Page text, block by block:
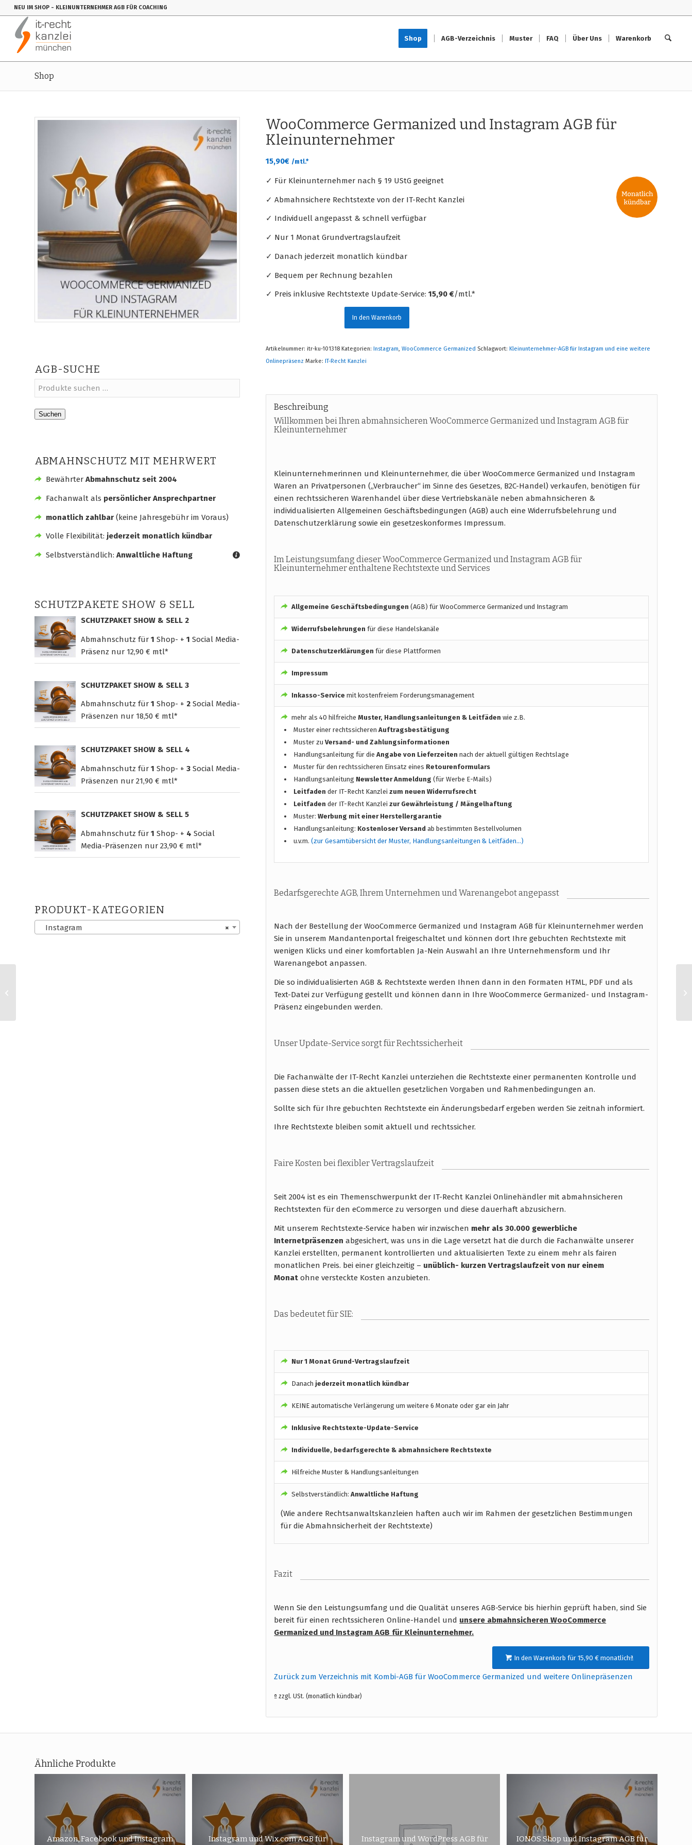
NEU IM SHOP - KLEINUNTERNEHMER AGB FÜR COACHING
Shop AGB-Verzeichnis Muster FAQ Über Uns Warenkorb
Shop
AGB-SUCHE
Suchen
ABMAHNSCHUTZ MIT MEHRWERT
BewährterAbmahnschutz seit 2004
Fachanwalt als persönlicher Ansprechpartner
monatlich zahlbar(keine Jahresgebühr im Voraus)
Volle Flexibilität: jederzeit monatlich kündbar
Selbstverständlich: Anwaltliche Haftung
SCHUTZPAKETE SHOW & SELL
SCHUTZPAKET SHOW & SELL 2
Abmahnschutz für 1 Shop- + 1 Social Media-
Präsenz nur 12,90 € mtl*
SCHUTZPAKET SHOW & SELL 3
Abmahnschutz für 1 Shop- + 2 Social Media-
Präsenzen nur 18,50 € mtl*
SCHUTZPAKET SHOW & SELL 4
Abmahnschutz für 1 Shop- + 3 Social Media-
Präsenzen nur 21,90 € mtl*
SCHUTZPAKET SHOW & SELL 5
Abmahnschutz für 1 Shop- + 4 Social
Media-Präsenzen nur 23,90 € mtl*
PRODUKT-KATEGORIEN
×
Instagram
WooCommerce Germanized und Instagram AGB für
Kleinunternehmer
15,90€ /mtl.*
✓ Für Kleinunternehmer nach § 19 UStG geeignet
✓ Abmahnsichere Rechtstexte von der IT-Recht Kanzlei
✓ Individuell angepasst & schnell verfügbar
✓ Nur 1 Monat Grundvertragslaufzeit
✓ Danach jederzeit monatlich kündbar
✓ Bequem per Rechnung bezahlen
✓ Preis inklusive Rechtstexte Update-Service:15,90 €/mtl.*
In den Warenkorb
Artikelnummer:itr-ku-101318 Kategorien:Instagram,WooCommerce Germanized Schlagwort:Kleinunternehmer-AGB für Instagram und eine weitere
Onlinepräsenz Marke:IT-Recht Kanzlei
Beschreibung
Willkommen bei Ihren abmahnsicheren WooCommerce Germanized und Instagram AGB für
Kleinunternehmer
Kleinunternehmerinnen und Kleinunternehmer, die über WooCommerce Germanized und Instagram
Waren an Privatpersonen („Verbraucher“ im Sinne des Gesetzes, B2C-Handel) verkaufen, benötigen für
einen rechtssicheren Warenhandel über diese Vertriebskanäle neben abmahnsicheren &
individualisierten Allgemeinen Geschäftsbedingungen (AGB) auch eine Widerrufsbelehrung und
Datenschutzerklärung sowie ein gesetzeskonformes Impressum.
Im Leistungsumfang dieser WooCommerce Germanized und Instagram AGB für
Kleinunternehmer enthaltene Rechtstexte und Services
Allgemeine Geschäftsbedingungen (AGB) für WooCommerce Germanized und Instagram
Widerrufsbelehrungen für diese Handelskanäle
Datenschutzerklärungen für diese Plattformen
Impressum
Inkasso-Service mit kostenfreiem Forderungsmanagement
mehr als 40 hilfreiche Muster, Handlungsanleitungen & Leitfäden wie z.B.
Muster einer rechtssicherenAuftragsbestätigung
Muster zuVersand- und Zahlungsinformationen
Handlungsanleitung für dieAngabe von Lieferzeiten nach der aktuell gültigen Rechtslage
Muster für den rechtssicheren Einsatz eines Retourenformulars
Handlungsanleitung Newsletter Anmeldung(für Werbe E-Mails)
Leitfaden der IT-Recht Kanzleizum neuen Widerrufsrecht
Leitfaden der IT-Recht Kanzleizur Gewährleistung / Mängelhaftung
Muster:Werbung mit einer Herstellergarantie
Handlungsanleitung: Kostenloser Versand ab bestimmten Bestellvolumen
u.v.m.(zur Gesamtübersicht der Muster, Handlungsanleitungen & Leitfäden…)
Bedarfsgerechte AGB, Ihrem Unternehmen und Warenangebot angepasst
Nach der Bestellung der WooCommerce Germanized und Instagram AGB für Kleinunternehmer werden
Sie in unserem Mandantenportal freigeschaltet und können dort Ihre gebuchten Rechtstexte mit
wenigen Klicks und einer komfortablen Ja-Nein Auswahl an Ihre Unternehmensform und Ihr
Warenangebot anpassen.
Die so individualisierten AGB & Rechtstexte werden Ihnen dann in den Formaten HTML, PDF und als
Text-Datei zur Verfügung gestellt und können dann in Ihre WooCommerce Germanized- und Instagram-
Präsenz eingebunden werden.
Unser Update-Service sorgt für Rechtssicherheit
Die Fachanwälte der IT-Recht Kanzlei unterziehen die Rechtstexte einer permanenten Kontrolle und
passen diese stets an die aktuellen gesetzlichen Vorgaben und Rahmenbedingungen an.
Sollte sich für Ihre gebuchten Rechtstexte ein Änderungsbedarf ergeben werden Sie zeitnah informiert.
Ihre Rechtstexte bleiben somit aktuell und rechtssicher.
Faire Kosten bei flexibler Vertragslaufzeit
Seit 2004 ist es ein Themenschwerpunkt der IT-Recht Kanzlei Onlinehändler mit abmahnsicheren
Rechtstexten für den eCommerce zu versorgen und diese dauerhaft abzusichern.
Mit unserem Rechtstexte-Service haben wir inzwischen mehr als 30.000 gewerbliche
Internetpräsenzen abgesichert, was uns in die Lage versetzt hat die durch die Fachanwälte unserer
Kanzlei erstellten, permanent kontrollierten und aktualisierten Texte zu einem mehr als fairen
monatlichen Preis. bei einer gleichzeitig – unüblich- kurzen Vertragslaufzeit von nur einem
Monatohne versteckte Kosten anzubieten.
Das bedeutet für SIE:
Nur 1 Monat Grund-Vertragslaufzeit
Danach jederzeit monatlich kündbar
KEINE automatische Verlängerung um weitere 6 Monate oder gar ein Jahr
Inklusive Rechtstexte-Update-Service
Individuelle, bedarfsgerechte & abmahnsichere Rechtstexte
Hilfreiche Muster & Handlungsanleitungen
Selbstverständlich: Anwaltliche Haftung
(Wie andere Rechtsanwaltskanzleien haften auch wir im Rahmen der gesetzlichen Bestimmungen
für die Abmahnsicherheit der Rechtstexte)
Fazit
Wenn Sie den Leistungsumfang und die Qualität unseres AGB-Service bis hierhin geprüft haben, sind Sie
bereit für einen rechtssicheren Online-Handel und unsere abmahnsicheren WooCommerce
Germanized und Instagram AGB für Kleinunternehmer.
In den Warenkorb für 15,90 € monatlichª
Zurück zum Verzeichnis mit Kombi-AGB für WooCommerce Germanized und weitere Onlinepräsenzen
ª zzgl. USt. (monatlich kündbar)
Ähnliche Produkte
Amazon, Facebook und Instagram
Instagram und Wix.com AGB für
Instagram und WordPress AGB für
IONOS Shop und Instagram AGB für